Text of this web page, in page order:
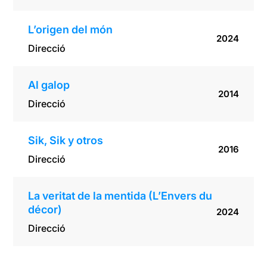
L’origen del món
Direcció
2024
Al galop
Direcció
2014
Sik, Sik y otros
Direcció
2016
La veritat de la mentida (L’Envers du
décor)
Direcció
2024